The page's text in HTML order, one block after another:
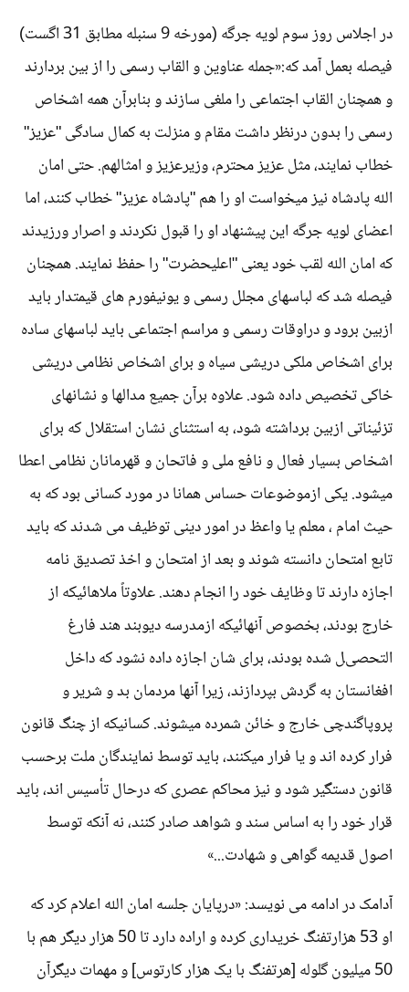
در اجلاس روز سوم لویه جرگه (مورخه 9 سنبله مطابق 31 اگست)
فیصله بعمل آمد که:«جمله عناوین و القاب رسمی را از بین بردارند
و همچنان القاب اجتماعی را ملغی سازند و بنابرآن همه اشخاص
رسمی را بدون درنظر داشت مقام و منزلت به کمال سادگی "عزیز"
خطاب نمایند، مثل عزیز محترم، وزیرعزیز و امثالهم. حتی امان
الله پادشاه نیز میخواست او را هم "پادشاه عزیز" خطاب کنند، اما
اعضای لویه جرگه این پیشنهاد او را قبول نکردند و اصرار ورزیدند
که امان الله لقب خود یعنی "اعلیحضرت" را حفظ نمایند. همچنان
فیصله شد که لباسهای مجلل رسمی و یونیفورم های قیمتدار باید
ازبین برود و دراوقات رسمی و مراسم اجتماعی باید لباسهای ساده
برای اشخاص ملکی دریشی سیاه و برای اشخاص نظامی دریشی
خاکی تخصیص داده شود. علاوه برآن جمیع مدالها و نشانهای
تزئیناتی ازبین برداشته شود، به استثنای نشان استقلال که برای
اشخاص بسیار فعال و نافع ملی و فاتحان و قهرمانان نظامی اعطا
میشود. یکی ازموضوعات حساس همانا در مورد کسانی بود که به
حیث امام ، معلم یا واعظ در امور دینی توظیف می شدند که باید
تابع امتحان دانسته شوند و بعد از امتحان و اخذ تصدیق نامه
اجازه دارند تا وظایف خود را انجام دهند. علاوتاً ملاهائیکه از
خارج بودند، بخصوص آنهائیکه ازمدرسه دیوبند هند فارغ
التحصیل شده بودند، برای شان اجازه داده نشود که داخل
افغانستان به گردش بپردازند، زیرا آنها مردمان بد و شریر و
پروپاگندچی خارج و خائن شمرده میشوند. کسانیکه از چنگ قانون
فرار کرده اند و یا فرار میکنند، باید توسط نمایندگان ملت برحسب
قانون دستگیر شود و نیز محاکم عصری که درحال تأسیس اند، باید
قرار خود را به اساس سند و شواهد صادر کنند، نه آنکه توسط
اصول قدیمه گواهی و شهادت...»
آدامک در ادامه می نویسد: «درپایان جلسه امان الله اعلام کرد که
او 53 هزارتفنگ خریداری کرده و اراده دارد تا 50 هزار دیگر هم با
50 میلیون گلوله [هرتفنگ با یک هزار کارتوس] و مهمات دیگرآن